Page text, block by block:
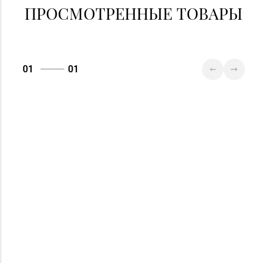
ПРОСМОТРЕННЫЕ ТОВАРЫ
01 01